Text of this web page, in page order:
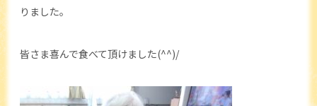
りました。
皆さま喜んで食べて頂けました(^^)/